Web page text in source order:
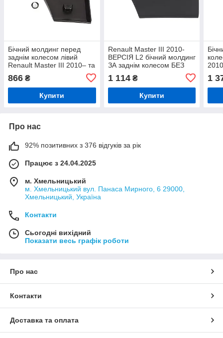
Бічний молдинг перед
заднім колесом лівий
Renault Master III 2010– та
866 ₴
Купити
Renault Master III 2010-
ВЕРСІЯ L2 бічний молдинг
ЗА заднім колесом БЕЗ
1 114₴
Купити
1
Про нас
92% позитивних з 376 відгуків за рік
Працює з 24.04.2025
м. Хмельницький
м. Хмельницький вул. Панаса Мирного, 6 29000,
Хмельницький, Україна
Контакти
Сьогодні вихідний
Показати весь графік роботи
Про нас
Контакти
Доставка та оплата